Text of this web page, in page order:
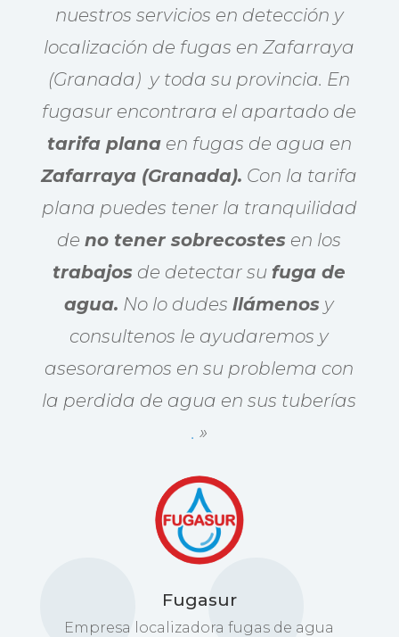
nuestros servicios en detección y
localización de fugas en Zafarraya
(Granada) y toda su provincia. En
fugasur encontrara el apartado de
tarifa planaen fugas de agua en
Zafarraya (Granada). Con la tarifa
plana puedes tener la tranquilidad
deno tener sobrecostes en los
trabajos de detectar sufuga de
agua. No lo dudesllámenos y
consultenos le ayudaremos y
asesoraremos en su problema con
la perdida de agua en sus tuberías
. »
Fugasur
Empresa localizadora fugas de agua